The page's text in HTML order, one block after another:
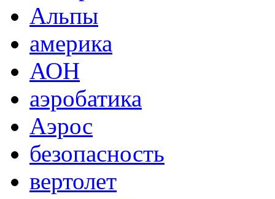
Альпы
америка
АОН
аэробатика
Аэрос
безопасность
вертолет